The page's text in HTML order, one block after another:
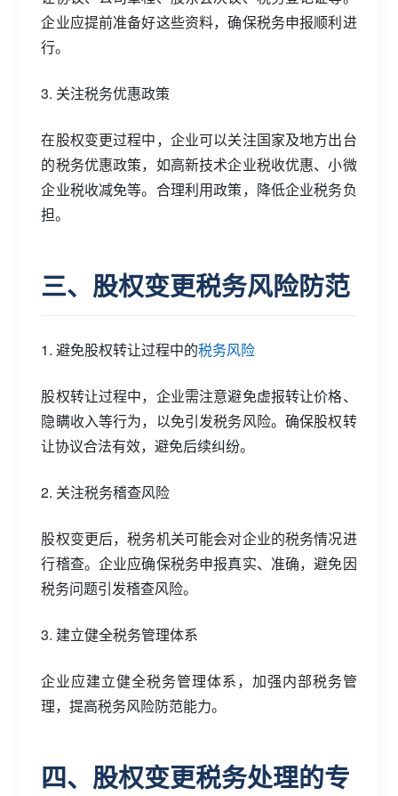
企业应提前准备好这些资料，确保税务申报顺利进
行。
3. 关注税务优惠政策
在股权变更过程中，企业可以关注国家及地方出台
的税务优惠政策，如高新技术企业税收优惠、小微
企业税收减免等。合理利用政策，降低企业税务负
担。
三、股权变更税务风险防范
1. 避免股权转让过程中的税务风险
股权转让过程中，企业需注意避免虚报转让价格、
隐瞒收入等行为，以免引发税务风险。确保股权转
让协议合法有效，避免后续纠纷。
2. 关注税务稽查风险
股权变更后，税务机关可能会对企业的税务情况进
行稽查。企业应确保税务申报真实、准确，避免因
税务问题引发稽查风险。
3. 建立健全税务管理体系
企业应建立健全税务管理体系，加强内部税务管
理，提高税务风险防范能力。
四、股权变更税务处理的专